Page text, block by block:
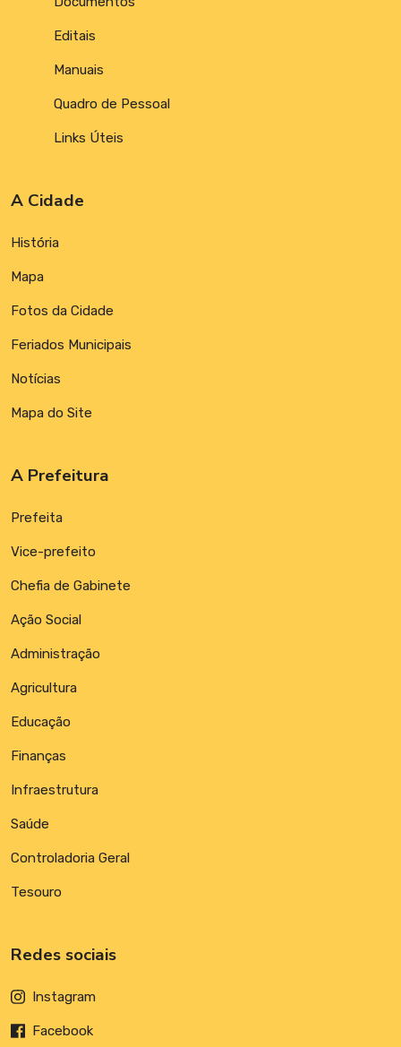
Editais
Manuais
Quadro de Pessoal
Links Úteis
A Cidade
História
Mapa
Fotos da Cidade
Feriados Municipais
Notícias
Mapa do Site
A Prefeitura
Prefeita
Vice-prefeito
Chefia de Gabinete
Ação Social
Administração
Agricultura
Educação
Finanças
Infraestrutura
Saúde
Controladoria Geral
Tesouro
Redes sociais
Instagram
Facebook